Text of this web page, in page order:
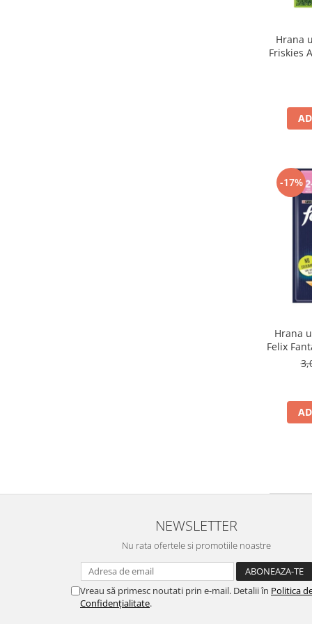
Hrana
Friskies
-17%
Hrana
Felix
NEWSLETTER
Nu rata ofertele si promotiile noastre
Vreau să primesc noutati prin e-mail. Detalii în Politica
Confidențialitate.